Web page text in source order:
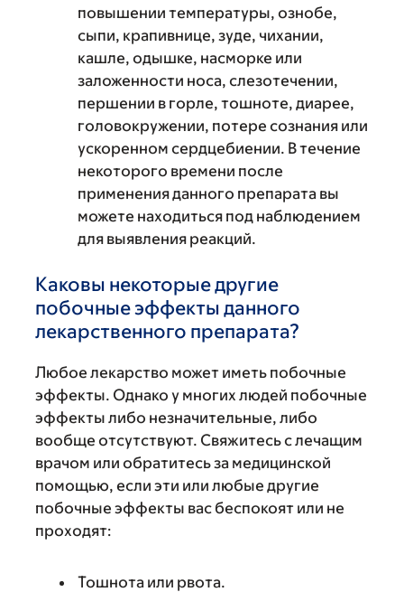
повышении температуры, ознобе,
сыпи, крапивнице, зуде, чихании,
кашле, одышке, насморке или
заложенности носа, слезотечении,
першении в горле, тошноте, диарее,
головокружении, потере сознания или
ускоренном сердцебиении. В течение
некоторого времени после
применения данного препарата вы
можете находиться под наблюдением
для выявления реакций.
Каковы некоторые другие
побочные эффекты данного
лекарственного препарата?
Любое лекарство может иметь побочные
эффекты. Однако у многих людей побочные
эффекты либо незначительные, либо
вообще отсутствуют. Свяжитесь с лечащим
врачом или обратитесь за медицинской
помощью, если эти или любые другие
побочные эффекты вас беспокоят или не
проходят:
Тошнота или рвота.